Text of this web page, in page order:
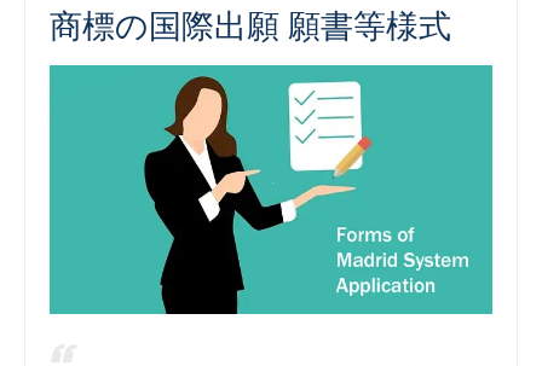
商標の国際出願 願書等様式